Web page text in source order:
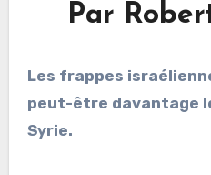
Par
Les frappes
peut-être davantage
Syrie.